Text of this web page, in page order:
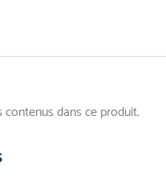
dans ce produit.